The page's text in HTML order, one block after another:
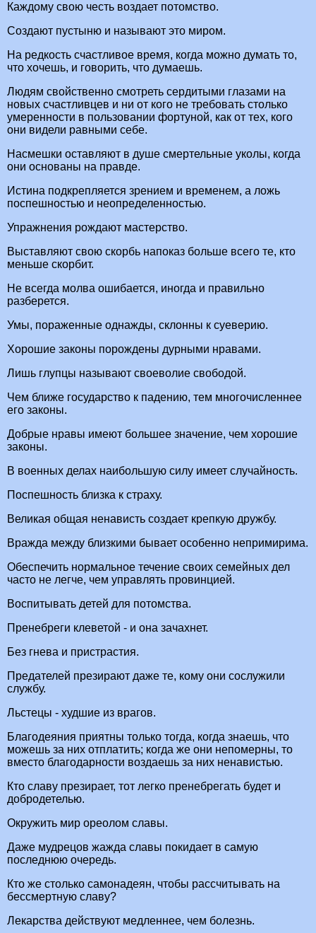
Каждому свою честь воздает потомство.
Создают пустыню и называют это миром.
На редкость счастливое время, когда можно думать то,
что хочешь, и говорить, что думаешь.
Людям свойственно смотреть сердитыми глазами на
новых счастливцев и ни от кого не требовать столько
умеренности в пользовании фортуной, как от тех, кого
они видели равными себе.
Насмешки оставляют в душе смертельные уколы, когда
они основаны на правде.
Истина подкрепляется зрением и временем, а ложь
поспешностью и неопределенностью.
Упражнения рождают мастерство.
Выставляют свою скорбь напоказ больше всего те, кто
меньше скорбит.
Не всегда молва ошибается, иногда и правильно
разберется.
Умы, пораженные однажды, склонны к суеверию.
Хорошие законы порождены дурными нравами.
Лишь глупцы называют своеволие свободой.
Чем ближе государство к падению, тем многочисленнее
его законы.
Добрые нравы имеют большее значение, чем хорошие
законы.
В военных делах наибольшую силу имеет случайность.
Поспешность близка к страху.
Великая общая ненависть создает крепкую дружбу.
Вражда между близкими бывает особенно непримирима.
Обеспечить нормальное течение своих семейных дел
часто не легче, чем управлять провинцией.
Воспитывать детей для потомства.
Пренебреги клеветой - и она зачахнет.
Без гнева и пристрастия.
Предателей презирают даже те, кому они сослужили
службу.
Льстецы - худшие из врагов.
Благодеяния приятны только тогда, когда знаешь, что
можешь за них отплатить; когда же они непомерны, то
вместо благодарности воздаешь за них ненавистью.
Кто славу презирает, тот легко пренебрегать будет и
добродетелью.
Окружить мир ореолом славы.
Даже мудрецов жажда славы покидает в самую
последнюю очередь.
Кто же столько самонадеян, чтобы рассчитывать на
бессмертную славу?
Лекарства действуют медленнее, чем болезнь.